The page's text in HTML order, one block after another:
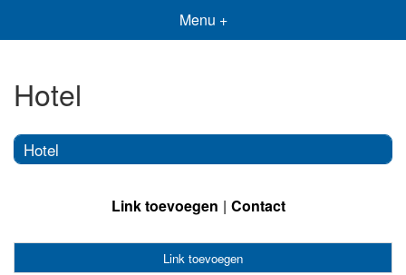
Menu +
Hotel
Hotel
Link toevoegen Contact
Link toevoegen